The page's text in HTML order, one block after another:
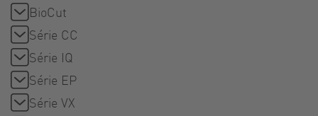
BioCut
Série CC
Série IQ
Série EP
Série VX